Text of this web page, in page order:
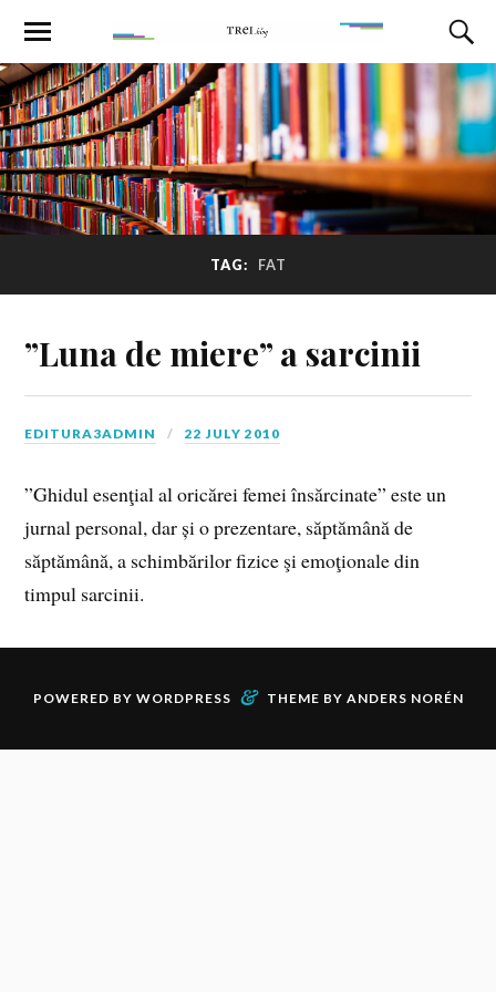
TAG: FAT
”Luna de miere” a sarcinii
EDITURA3ADMIN 22 JULY 2010
”Ghidul esenţial al oricărei femei însărcinate” este un
jurnal personal, dar și o prezentare, săptămână de
săptămână, a schimbărilor fizice şi emoţionale din
timpul sarcinii.
POWERED BY WORDPRESS & THEME BY ANDERS NORÉN